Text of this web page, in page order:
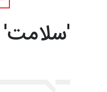
'سلامت'